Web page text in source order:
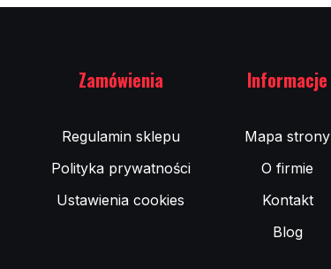
Zamówienia
Regulamin sklepu
Polityka prywatności
Ustawienia cookies
Informacje
Mapa strony
O firmie
Kontakt
Blog